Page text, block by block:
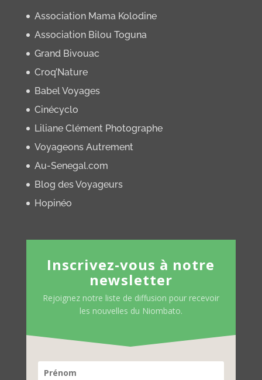
Association Mama Kolodine
Association Bilou Toguna
Grand Bivouac
Croq’Nature
Babel Voyages
Cinécyclo
Liliane Clément Photographe
Voyageons Autrement
Au-Senegal.com
Blog des Voyageurs
Hopinéo
Inscrivez-vous à notre
newsletter
Rejoignez notre liste de diffusion pour recevoir
les nouvelles du Niombato.